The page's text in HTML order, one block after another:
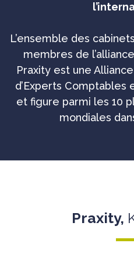
L’ensemble des
membres de
Praxity est une
d’Experts Comptables
et figure parmi les 10
mondiales
Praxity,